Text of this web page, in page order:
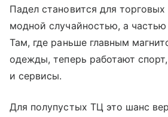
Падел становится для
модной случайностью, а частью
Там, где раньше главным
одежды, теперь работают
и сервисы.
Для полупустых ТЦ это шанс